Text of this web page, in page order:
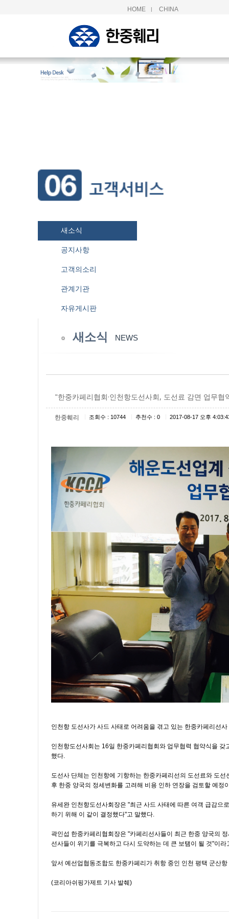
HOME | CHINA
새소식
공지사항
고객의소리
관계기관
자유게시판
새소식 NEWS
"한중카페리협회·인천항도선사회, 도선료 감면 업무협
한중훼리 조회수 : 10744 추천수 : 0 2017-08-17 오후
인천항 도선사가 사드 사태로 어려움을 겪고 있는 한중카페리선
인천항도선사회는 16일 한중카페리협회와 업무협력 협약식을
했다.
도선사 단체는 인천항에 기항하는 한중카페리선의 도선료와 도
후 한중 양국의 정세변화를 고려해 비용 인하 연장을 검토할 예정
유세완 인천항도선사회장은 "최근 사드 사태에 따른 여객 급감으
하기 위해 이 같이 결정했다"고 말했다.
곽인섭 한중카페리협회장은 "카페리선사들이 최근 한중 양국의
선사들이 위기를 극복하고 다시 도약하는 데 큰 보탬이 될 것"이라
앞서 예선업협동조합도 한중카페리가 취항 중인 인천 평택 군산
(코리아쉬핑가제트 기사 발췌)